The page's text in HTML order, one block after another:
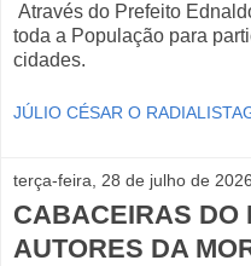
Através do Prefeito
toda a População para
cidades.
JÚLIO CÉSAR O
terça-feira, 28 de julho de 2026
CABACEIRAS DO
AUTORES DA